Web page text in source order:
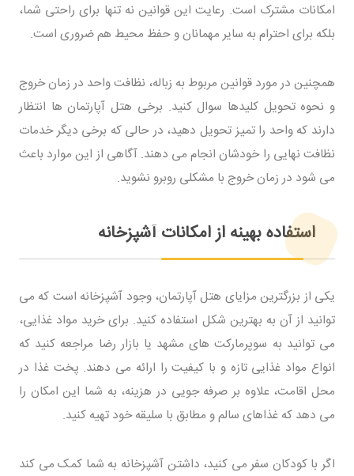
امکانات مشترک است. رعایت این قوانین نه تنها برای راحتی شما،
بلکه برای احترام به سایر مهمانان و حفظ محیط هم ضروری است.
همچنین در مورد قوانین مربوط به زباله، نظافت واحد در زمان خروج
و نحوه تحویل کلیدها سوال کنید. برخی هتل آپارتمان ها انتظار
دارند که واحد را تمیز تحویل دهید، در حالی که برخی دیگر خدمات
نظافت نهایی را خودشان انجام می دهند. آگاهی از این موارد باعث
می شود در زمان خروج با مشکلی روبرو نشوید.
استفاده بهینه از امکانات آشپزخانه
یکی از بزرگترین مزایای هتل آپارتمان، وجود آشپزخانه است که می
توانید از آن به بهترین شکل استفاده کنید. برای خرید مواد غذایی،
می توانید به سوپرمارکت های مشهد یا بازار رضا مراجعه کنید که
انواع مواد غذایی تازه و با کیفیت را ارائه می دهند. پخت غذا در
محل اقامت، علاوه بر صرفه جویی در هزینه، به شما این امکان را
می دهد که غذاهای سالم و مطابق با سلیقه خود تهیه کنید.
اگر با کودکان سفر می کنید، داشتن آشپزخانه به شما کمک می کند